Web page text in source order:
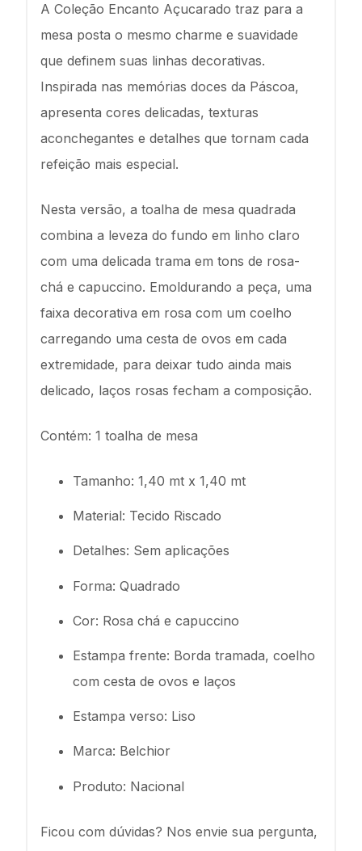
A Coleção Encanto Açucarado traz para a
mesa posta o mesmo charme e suavidade
que definem suas linhas decorativas.
Inspirada nas memórias doces da Páscoa,
apresenta cores delicadas, texturas
aconchegantes e detalhes que tornam cada
refeição mais especial.
Nesta versão, a toalha de mesa quadrada
combina a leveza do fundo em linho claro
com uma delicada trama em tons de rosa-
chá e capuccino. Emoldurando a peça, uma
faixa decorativa em rosa com um coelho
carregando uma cesta de ovos em cada
extremidade, para deixar tudo ainda mais
delicado, laços rosas fecham a composição.
Contém: 1 toalha de mesa
Tamanho: 1,40 mt x 1,40 mt
Material: Tecido Riscado
Detalhes: Sem aplicações
Forma: Quadrado
Cor: Rosa chá e capuccino
Estampa frente: Borda tramada, coelho
com cesta de ovos e laços
Estampa verso: Liso
Marca: Belchior
Produto: Nacional
Ficou com dúvidas? Nos envie sua pergunta,